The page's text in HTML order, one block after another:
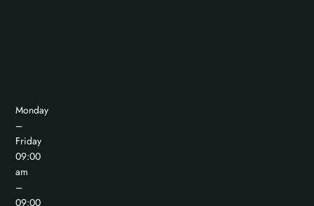
Monday
–
Friday
09:00
am
–
09:00